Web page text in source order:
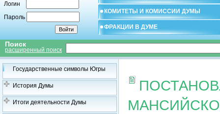
Логин
Пароль
КОМИТЕТЫ И КОМИССИИ ДУМЫ
ФРАКЦИИ В ДУМЕ
Поиск
расширенный поиск
Государственные символы Югры
История Думы
Итоги деятельности Думы